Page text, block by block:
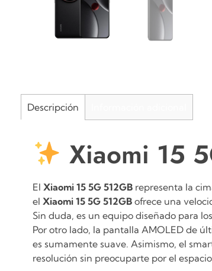
Descripción
Xiaomi 15
El Xiaomi 15 5G 512GB representa la
el Xiaomi 15 5G 512GB ofrece una
Sin duda, es un equipo diseñado para
Por otro lado, la pantalla AMOLED de
es sumamente suave. Asimismo, el
resolución sin preocuparte por el